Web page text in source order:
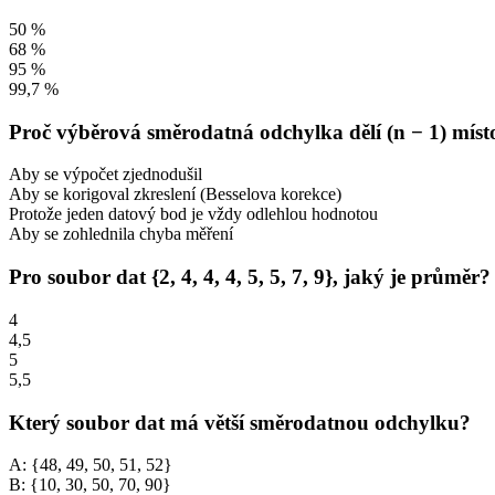
50 %
68 %
95 %
99,7 %
Proč výběrová směrodatná odchylka dělí (n − 1)
Aby se výpočet zjednodušil
Aby se korigoval zkreslení (Besselova korekce)
Protože jeden datový bod je vždy odlehlou hodnotou
Aby se zohlednila chyba měření
Pro soubor dat {2, 4, 4, 4, 5, 5, 7, 9}, jaký je průměr?
4
4,5
5
5,5
Který soubor dat má větší směrodatnou odchylku?
A: {48, 49, 50, 51, 52}
B: {10, 30, 50, 70, 90}